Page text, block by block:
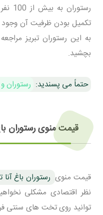
تکمیل بودن ظرفیت آن وجود
به این رستوران تبریز
بچشید.
حتماً می پسندید: رستوران
قیمت منوی رستوران
قیمت منوی رستوران باغ آنا
نظر اقتصادی مشکلی
توانید روی تخت های سنتی